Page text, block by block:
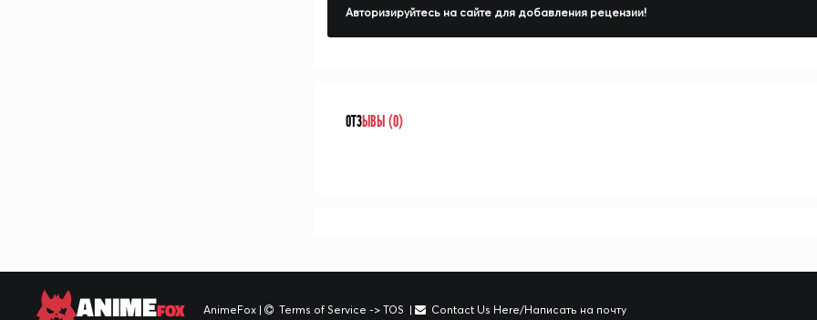
Авторизируйтесь на сайте для добавления рецензии!
ОТЗЫВЫ (0)
ANIMEFOX AnimeFox | Terms of Service -> TOS | Contact Us Here/Написать на почту